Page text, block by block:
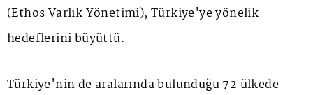
(Ethos Varlık Yönetimi), Türkiye'ye yönelik
hedeflerini büyüttü.
Türkiye'nin de aralarında bulunduğu 72 ülkede